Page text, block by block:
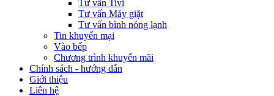
Tư vấn Tivi
Tư vấn Máy giặt
Tư vấn bình nóng lạnh
Tin khuyến mại
Vào bếp
Chương trình khuyến mãi
Chính sách - hướng dẫn
Giới thiệu
Liên hệ